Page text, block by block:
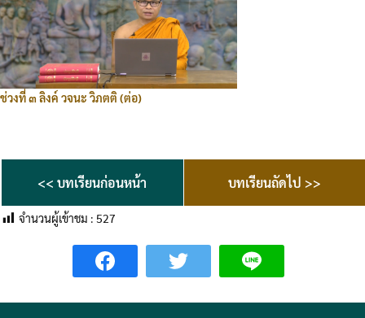
ช่วงที่ ๓ ลิงค์ วจนะ วิภตติ (ต่อ)
<< บทเรียนก่อนหน้า บทเรียนถัดไป >>
จำนวนผู้เข้าชม : 527